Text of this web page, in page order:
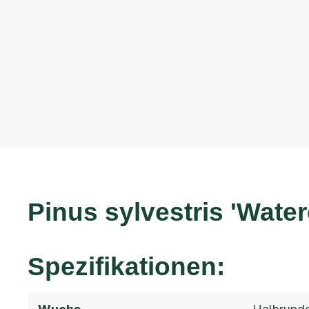
Pinus sylvestris
Spezifikationen: